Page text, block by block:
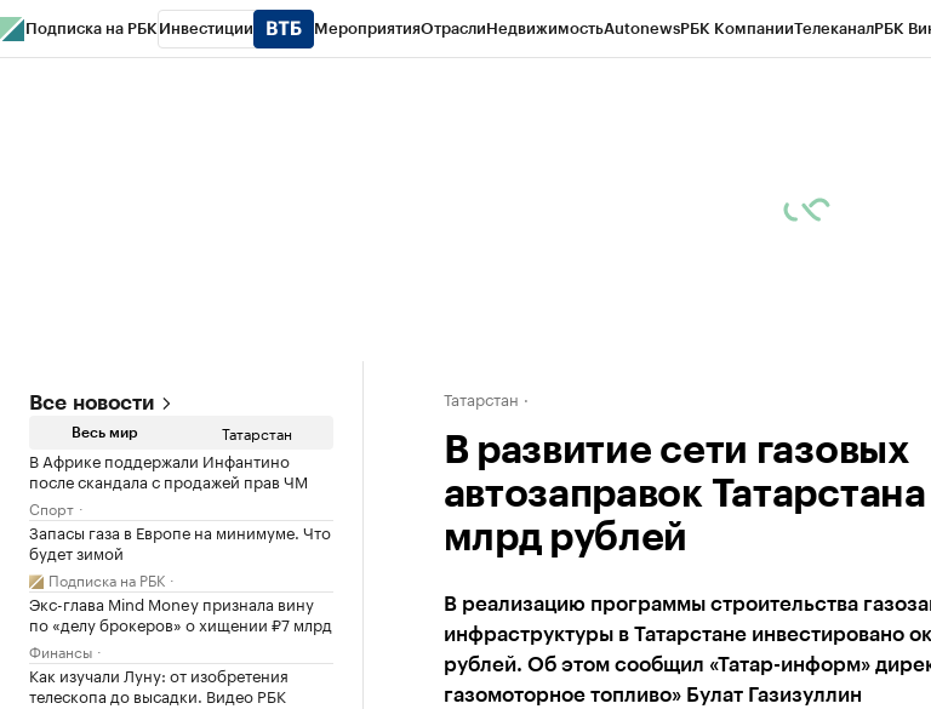
Подписка на РБК Инвестиции МероприятияОтраслиНедвижимостьAutonewsРБК КомпанииТелеканалРБК
Все новости
Весь мир Татарстан
В Африке поддержали Инфантино
после скандала с продажей прав ЧМ
Спорт
Запасы газа в Европе на минимуме. Что
будет зимой
Подписка на РБК
Экс-глава Mind Money признала вину
по «делу брокеров» о хищении ₽7 млрд
Финансы
Как изучали Луну: от изобретения
телескопа до высадки. Видео РБК
Татарстан
В развитие сети газовых
автозаправок
млрд рублей
В реализацию программы строительства
инфраструктуры в Татарстане инвестировано
рублей. Об этом сообщил «Татар-информ»
газомоторное топливо» Булат Газизуллин